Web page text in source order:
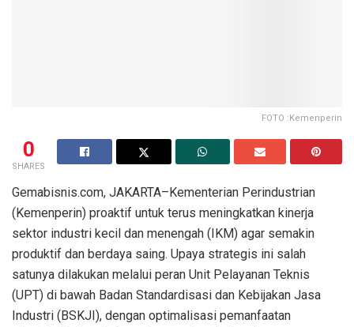
FOTO :Kemenperin
0
SHARES
Gemabisnis.com, JAKARTA–Kementerian Perindustrian
(Kemenperin) proaktif untuk terus meningkatkan kinerja
sektor industri kecil dan menengah (IKM) agar semakin
produktif dan berdaya saing. Upaya strategis ini salah
satunya dilakukan melalui peran Unit Pelayanan Teknis
(UPT) di bawah Badan Standardisasi dan Kebijakan Jasa
Industri (BSKJI), dengan optimalisasi pemanfaatan